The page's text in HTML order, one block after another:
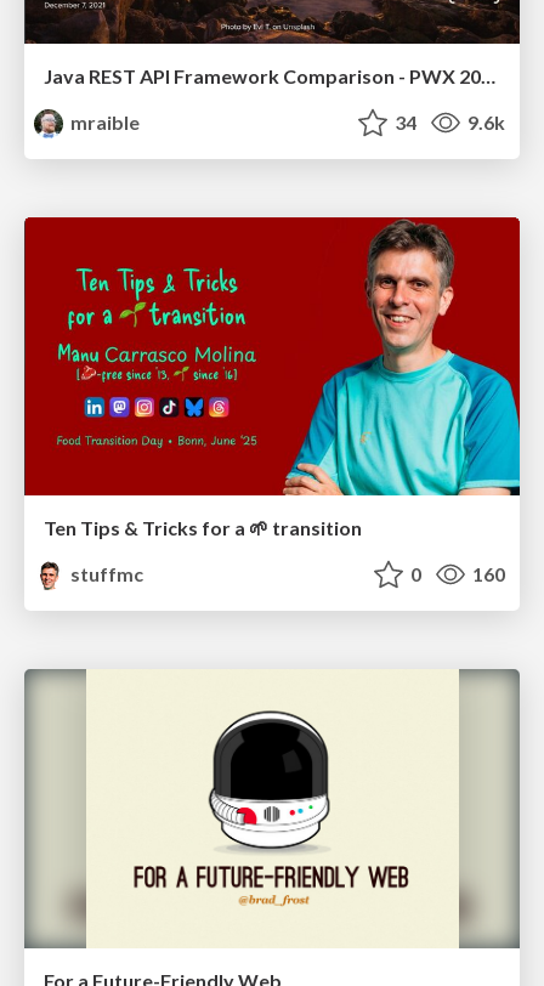
Java REST API Framework Comparison - PWX 2021
mraible
34 9.6k
Ten Tips & Tricks for a 🌱 transition
stuffmc
0 160
For a Future-Friendly Web